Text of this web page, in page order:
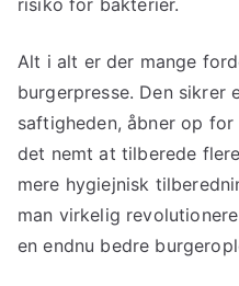
Alt i alt er der mange
burgerpresse. Den sikrer
saftigheden, åbner op
det nemt at tilberede
mere hygiejnisk
man virkelig
en endnu bedre